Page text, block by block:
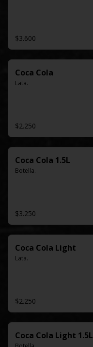
$3.600
Coca Cola
Lata.
$2.250
Coca Cola 1.5L
Botella.
$3.250
Coca Cola Light
Lata.
$2.250
Coca Cola Light 1.5L